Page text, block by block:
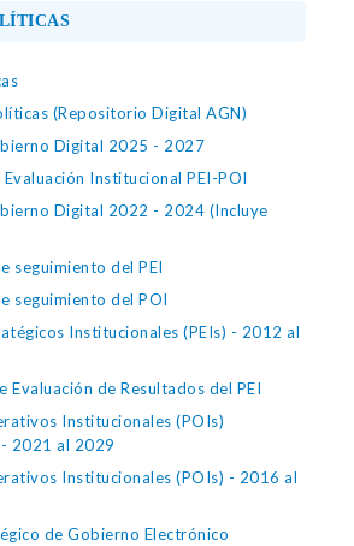
(Repositorio Digital AGN)
Digital 2025 - 2027
Institucional PEI-POI
Digital 2022 - 2024 (Incluye
seguimiento del PEI
seguimiento del POI
Institucionales (PEIs) - 2012 al
Evaluación de Resultados del PEI
Institucionales (POIs)
2021 al 2029
Institucionales (POIs) - 2016 al
de Gobierno Electrónico